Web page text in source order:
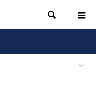
